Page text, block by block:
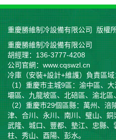
重慶勝維制冷設備有限公司 版權
重慶勝維制冷設備有限公司
胡經理：136-3777-4208
公司官網：www.cqswzl.cn
冷庫（安裝+設計+維護）負責區域
（1）重慶市主城9區：渝中區、
壩區、九龍坡區、北碚區、渝北區
（2）重慶市29個區縣：萬州、涪
津、合川、永川、南川、璧山、銅
武隆、城口、豐都、墊江、忠縣
柱、秀山、酉陽、彭水。